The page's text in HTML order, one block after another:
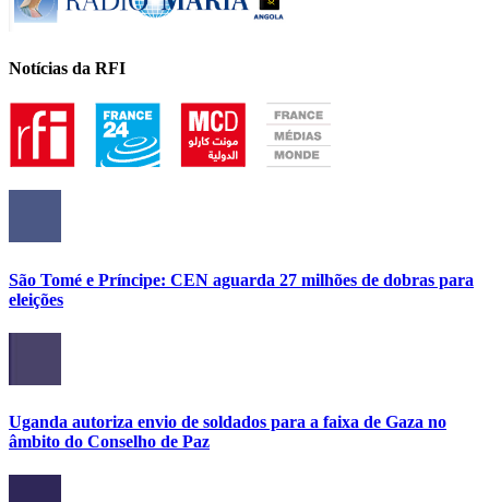
Notícias da RFI
São Tomé e Príncipe: CEN aguarda 27 milhões de dobras para
eleições
Uganda autoriza envio de soldados para a faixa de Gaza no
âmbito do Conselho de Paz